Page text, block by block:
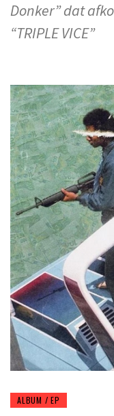
Donker” dat
“TRIPLE VICE”
ALBUM / EP